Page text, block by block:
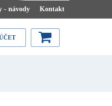
- návody Kontakt